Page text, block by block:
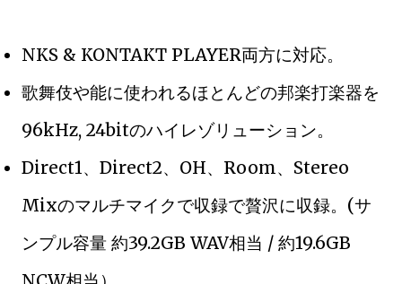
NKS & KONTAKT PLAYER両方に対応。
歌舞伎や能に使われるほとんどの邦楽打楽器を
96kHz, 24bitのハイレゾリューション。
Direct1、Direct2、OH、Room、Stereo
Mixのマルチマイクで収録で贅沢に収録。(サ
ンプル容量 約39.2GB WAV相当 / 約19.6GB